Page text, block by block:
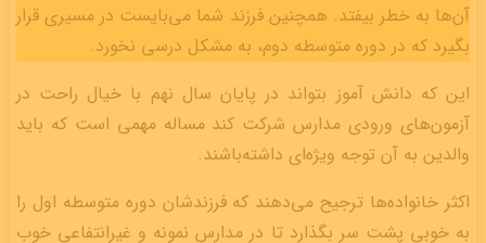
آن‌ها به خطر بیفتد. همچنین فرزند شما می‌بایست در مسیری قرار
بگیرد که در دوره متوسطه دوم، به مشکل درسی نخورد.
این که دانش آموز بتواند در پایان سال نهم با خیال راحت در
آزمون‌های ورودی مدارس شرکت کند مساله مهمی است که باید
والدین به آن توجه ویژه‌ای داشته‌باشند.
اکثر خانواده‌ها ترجیح می‌دهند که فرزندشان دوره متوسطه اول را
به خوبی پشت سر بگذارد تا در مدارس نمونه و غیرانتفاعی خوب